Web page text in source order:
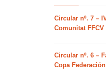
Circular nº. 7 –
Comunitat FFCV
Circular nº. 6 –
Copa Federación